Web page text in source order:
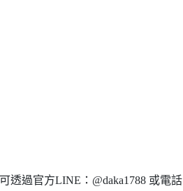
透過官方LINE：@daka1788 或電話